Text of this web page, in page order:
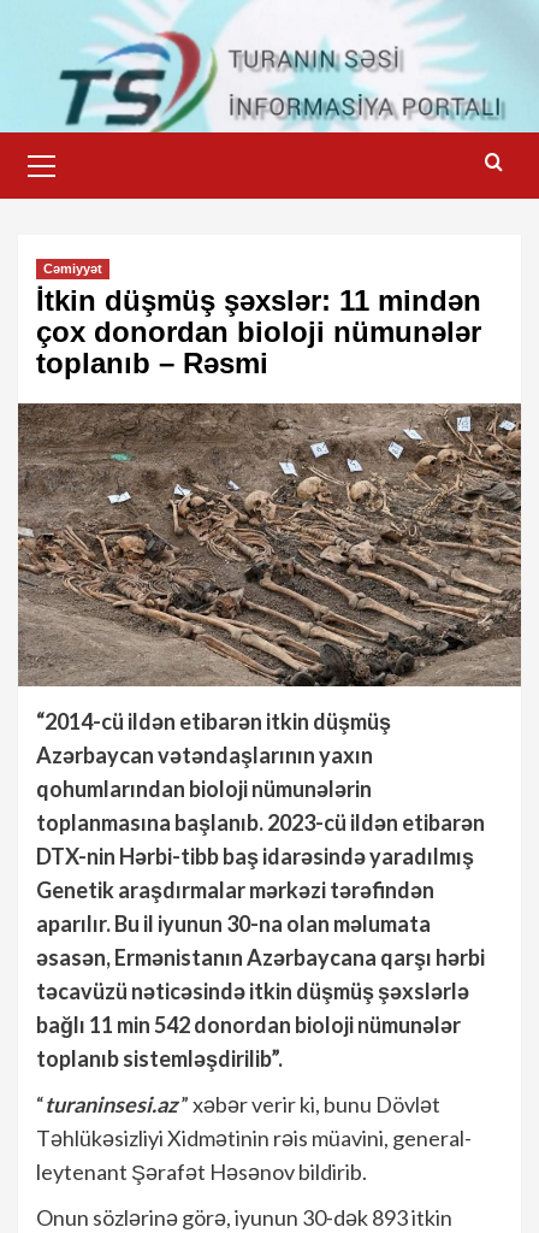
content
Menu
Cəmiyyət
İtkin düşmüş şəxslər: 11 mindən
çox donordan bioloji nümunələr
toplanıb – Rəsmi
“2014-cü ildən etibarən itkin düşmüş
Azərbaycan vətəndaşlarının yaxın
qohumlarından bioloji nümunələrin
toplanmasına başlanıb. 2023-cü ildən etibarən
DTX-nin Hərbi-tibb baş idarəsində yaradılmış
Genetik araşdırmalar mərkəzi tərəfindən
aparılır. Bu il iyunun 30-na olan məlumata
əsasən, Ermənistanın Azərbaycana qarşı hərbi
təcavüzü nəticəsində itkin düşmüş şəxslərlə
bağlı 11 min 542 donordan bioloji nümunələr
toplanıb sistemləşdirilib”.
“turaninsesi.az” xəbər verir ki, bunu Dövlət
Təhlükəsizliyi Xidmətinin rəis müavini, general-
leytenant Şərafət Həsənov bildirib.
Onun sözlərinə görə, iyunun 30-dək 893 itkin